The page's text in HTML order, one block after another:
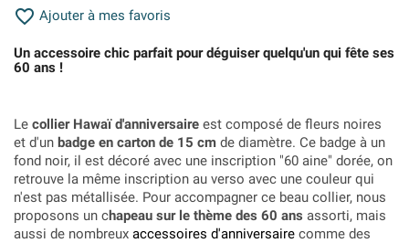
 Ajouter à mes favoris
Un accessoire chic parfait pour déguiser quelqu'un qui fête ses
60 ans !
Le collier Hawaï d'anniversaire est composé de fleurs noires
et d'un badge en carton de 15 cm de diamètre. Ce badge à un
fond noir, il est décoré avec une inscription "60 aine" dorée, on
retrouve la même inscription au verso avec une couleur qui
n'est pas métallisée. Pour accompagner ce beau collier, nous
proposons un chapeau sur le thème des 60 ans assorti, mais
aussi de nombreux accessoires d'anniversaire comme des